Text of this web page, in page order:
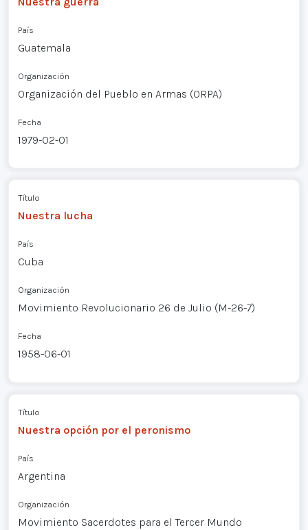
País
Guatemala
Organización
Organización del Pueblo en Armas (ORPA)
Fecha
1979-02-01
Título
Nuestra lucha
País
Cuba
Organización
Movimiento Revolucionario 26 de Julio (M-26-7)
Fecha
1958-06-01
Título
Nuestra opción por el peronismo
País
Argentina
Organización
Movimiento Sacerdotes para el Tercer Mundo